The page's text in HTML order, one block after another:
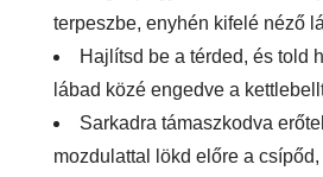
terpeszbe, enyhén kifelé néző
Hajlítsd be a térded, és told
lábad közé engedve a
Sarkadra támaszkodva
mozdulattal lökd előre a csípőd,